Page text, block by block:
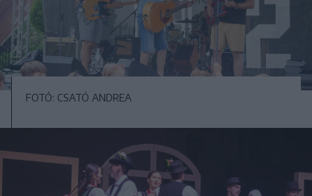
FOTÓ: CSATÓ ANDREA